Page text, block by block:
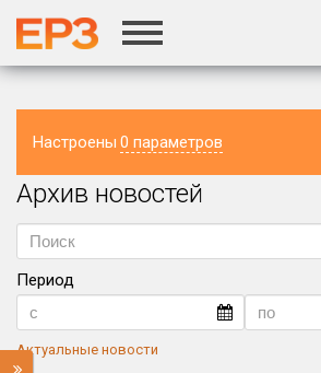
Настроены 0 параметров
Регион
Архив новостей
Период
Актуальные новости